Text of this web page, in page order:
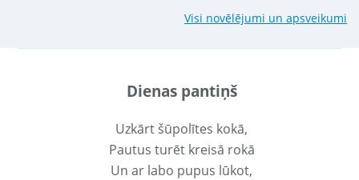
Visi novēlējumi un apsveikumi
Dienas pantiņš
Uzkārt šūpolītes kokā,
Pautus turēt kreisā rokā
Un ar labo pupus lūkot,